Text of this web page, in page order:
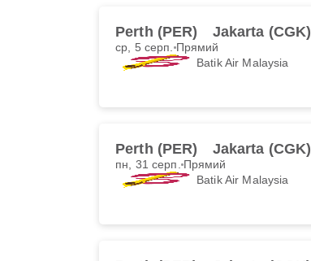
Perth (PER) Jakarta (CGK)
ср, 5 серп. Прямий
Batik Air Malaysia
Perth (PER) Jakarta (CGK)
пн, 31 серп. Прямий
Batik Air Malaysia